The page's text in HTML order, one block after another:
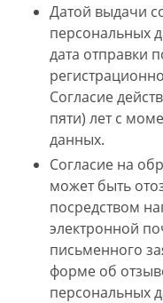
Датой выдачи
персональных
дата отправки
Согласие
пяти) лет с
данных.
Согласие на
может быть
посредством
электронной
письменного
форме об
персональных